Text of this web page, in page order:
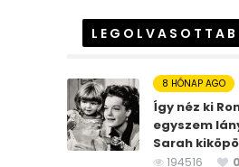
8 HÓNAP AGO
Így néz ki
egyszem
Sarah
194516
0